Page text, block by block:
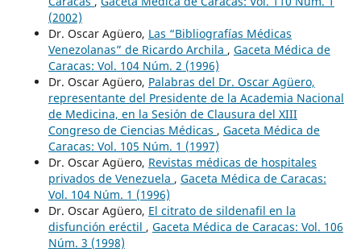
(2002)
Dr. Oscar Agüero, Las “Bibliografías Médicas
Venezolanas” de Ricardo Archila , Gaceta Médica de
Caracas: Vol. 104 Núm. 2 (1996)
Dr. Oscar Agüero, Palabras del Dr. Oscar Agüero,
representante del Presidente de la Academia Nacional
de Medicina, en la Sesión de Clausura del XIII
Congreso de Ciencias Médicas , Gaceta Médica de
Caracas: Vol. 105 Núm. 1 (1997)
Dr. Oscar Agüero, Revistas médicas de hospitales
privados de Venezuela , Gaceta Médica de Caracas:
Vol. 104 Núm. 1 (1996)
Dr. Oscar Agüero, El citrato de sildenafil en la
disfunción eréctil , Gaceta Médica de Caracas: Vol. 106
Núm. 3 (1998)